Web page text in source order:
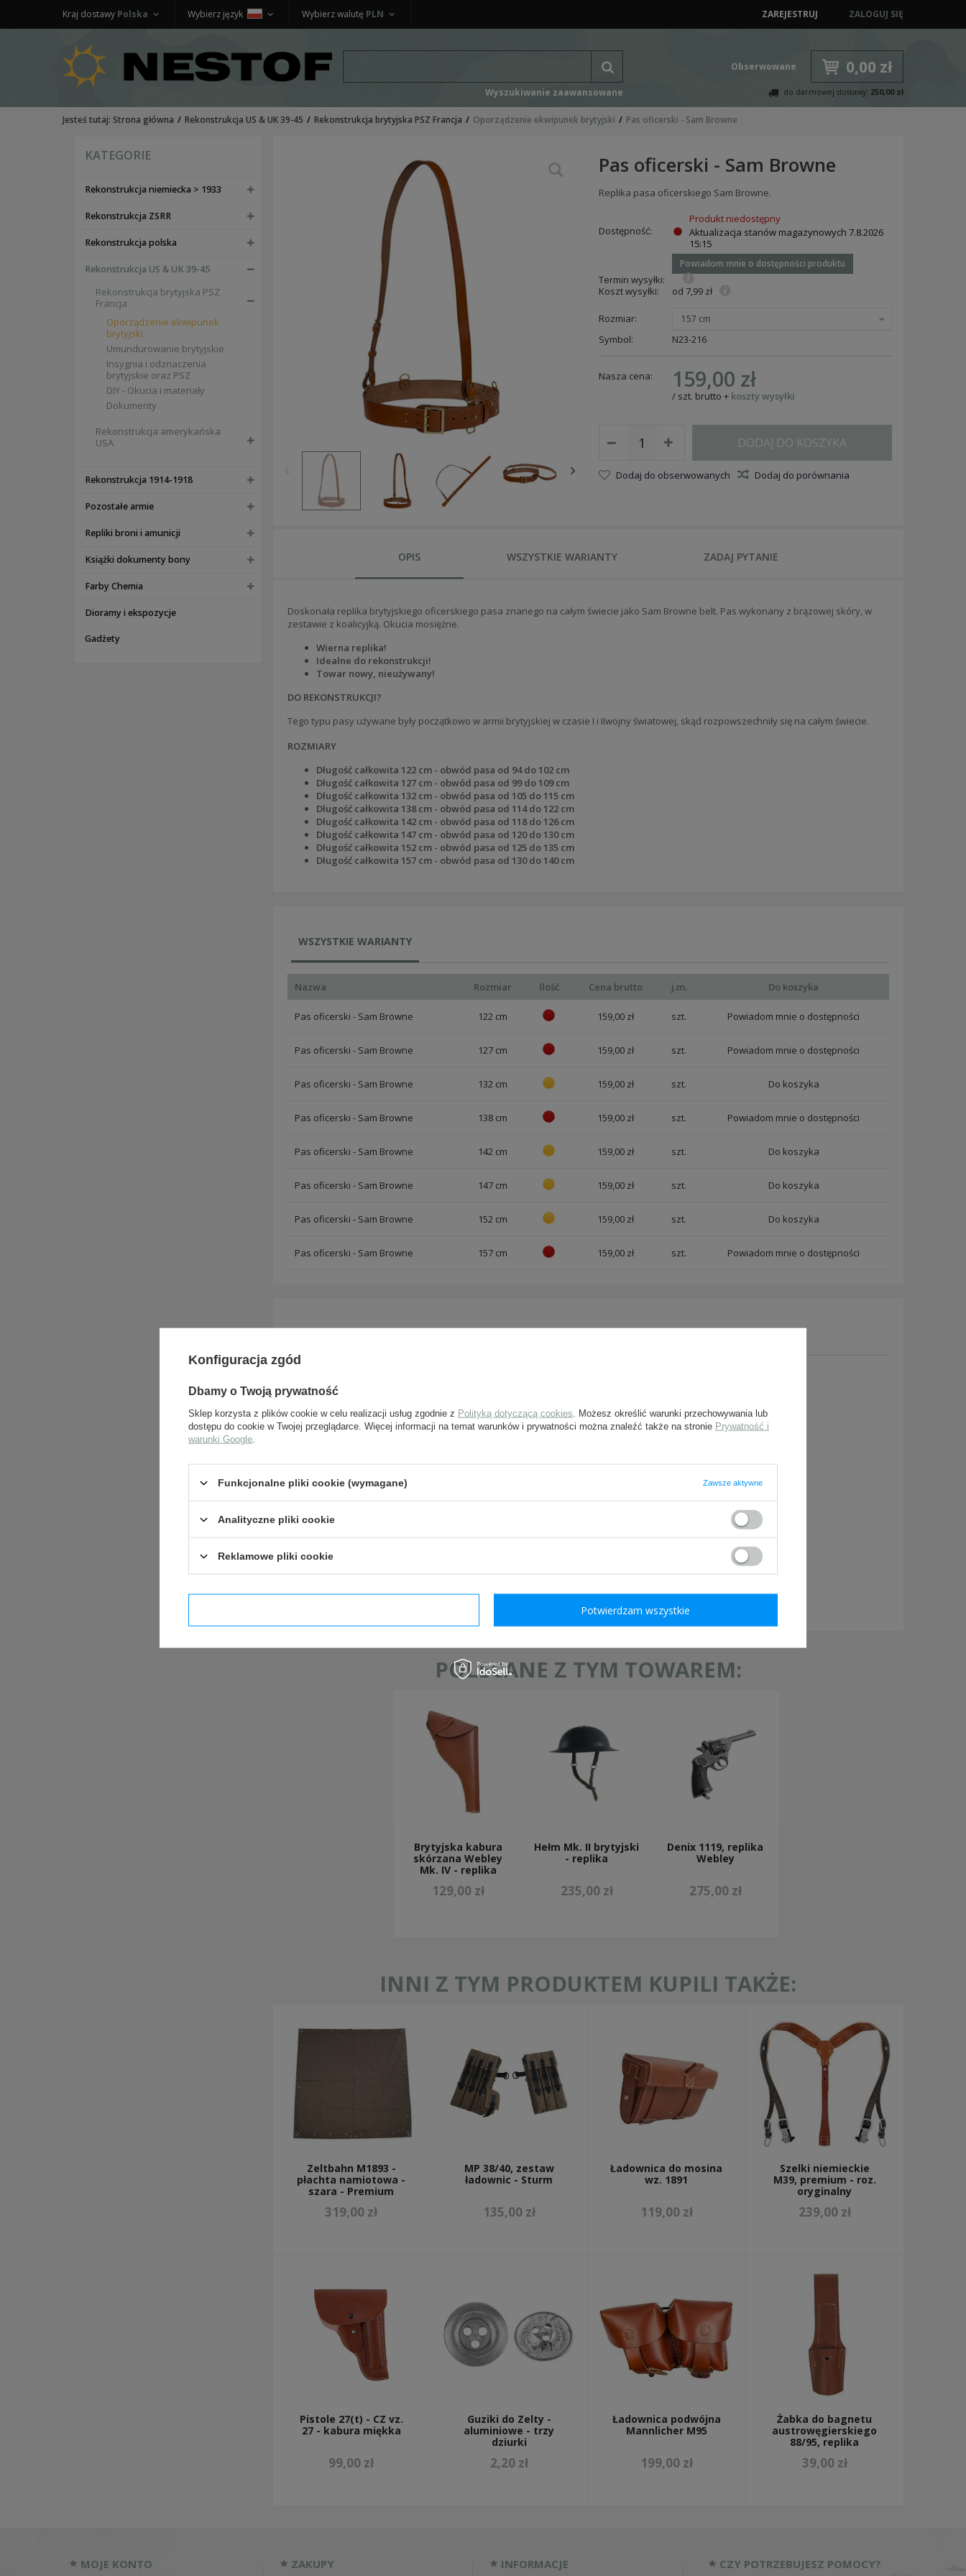
ZAREJESTRUJ ZALOGUJ SIĘ
Wybierz walutę PLN
Wybierz język
Kraj dostawy Polska
Wyszukiwanie zaawansowane
Obserwowane 0,00 zł
do darmowej dostawy: 250,00 zł
Jesteś tutaj: Strona główna Rekonstrukcja US & UK 39-45 Rekonstrukcja brytyjska PSZ Francja Oporządzenie ekwipunek brytyjski Pas oficerski - Sam Browne
KATEGORIE
Rekonstrukcja niemiecka > 1933
Rekonstrukcja ZSRR
Rekonstrukcja polska
Rekonstrukcja US & UK 39-45
Rekonstrukcja brytyjska PSZ
Francja
Oporządzenie ekwipunek
brytyjski
Umundurowanie brytyjskie
Insygnia i odznaczenia
brytyjskie oraz PSZ
DIY - Okucia i materiały
Dokumenty
Rekonstrukcja amerykańska
USA
Rekonstrukcja 1914-1918
Pozostałe armie
Repliki broni i amunicji
Książki dokumenty bony
Farby Chemia
Dioramy i ekspozycje
Gadżety
Pas oficerski - Sam Browne
Replika pasa oficerskiego Sam Browne.
Dostępność:
Produkt niedostępny
Aktualizacja stanów magazynowych 7.8.2026
15:15
Powiadom mnie o dostępności produktu
Termin wysyłki:
Koszt wysyłki:
od 7,99 zł
Rozmiar: 157 cm
Symbol: N23-216
Nasza cena: 159,00 zł
/ szt. brutto+ koszty wysyłki
DODAJ DO KOSZYKA
Dodaj do obserwowanych Dodaj do porównania
OPIS WSZYSTKIE WARIANTY ZADAJ PYTANIE
Doskonała replika brytyjskiego oficerskiego pasa znanego na całym świecie jako Sam Browne belt. Pas wykonany z brązowej skóry, w
zestawie z koalicyjką. Okucia mosiężne.
Wierna replika!
Idealne do rekonstrukcji!
Towar nowy, nieużywany!
DO REKONSTRUKCJI?
Tego typu pasy używane były początkowo w armii brytyjskiej w czasie I i IIwojny światowej, skąd rozpowszechniły się na całym świecie.
ROZMIARY
Długość całkowita 122 cm - obwód pasa od 94 do 102 cm
Długość całkowita 127 cm - obwód pasa od 99 do 109 cm
Długość całkowita 132 cm - obwód pasa od 105 do 115 cm
Długość całkowita 138 cm - obwód pasa od 114 do 122 cm
Długość całkowita 142 cm - obwód pasa od 118 do 126 cm
Długość całkowita 147 cm - obwód pasa od 120 do 130 cm
Długość całkowita 152 cm - obwód pasa od 125 do 135 cm
Długość całkowita 157 cm - obwód pasa od 130 do 140 cm
WSZYSTKIE WARIANTY
Nazwa Rozmiar Ilość Cena brutto j.m. Do koszyka
Pas oficerski - Sam Browne 122 cm 159,00 zł szt. Powiadom mnie o dostępności
Pas oficerski - Sam Browne 127 cm 159,00 zł szt. Powiadom mnie o dostępności
Pas oficerski - Sam Browne 132 cm 159,00 zł szt.
Pas oficerski - Sam Browne 138 cm 159,00 zł szt. Powiadom mnie o dostępności
Pas oficerski - Sam Browne 142 cm 159,00 zł szt.
Pas oficerski - Sam Browne 147 cm 159,00 zł szt.
Pas oficerski - Sam Browne 152 cm 159,00 zł szt.
Pas oficerski - Sam Browne 157 cm 159,00 zł szt. Powiadom mnie o dostępności
tylko będzie to możliwe.
Pola oznaczone gwiazdką są wymagane
POLECANE Z TYM TOWAREM:
Brytyjska kabura
skórzana Webley
Mk. IV - replika
129,00 zł
Hełm Mk. II brytyjski
- replika
235,00 zł
Denix 1119, replika
Webley
275,00 zł
INNI Z TYM PRODUKTEM KUPILI TAKŻE:
Zeltbahn M1893 -
płachta namiotowa -
szara - Premium
319,00 zł
MP 38/40, zestaw
ładownic - Sturm
135,00 zł
Ładownica do mosina
wz. 1891
119,00 zł
Szelki niemieckie
M39, premium - roz.
oryginalny
239,00 zł
Pistole 27(t) - CZ vz.
27 - kabura miękka
99,00 zł
Guziki do Zelty -
aluminiowe - trzy
dziurki
2,20 zł
Ładownica podwójna
Mannlicher M95
199,00 zł
Żabka do bagnetu
austrowęgierskiego
88/95, replika
39,00 zł
MOJE KONTO ZAKUPY INFORMACJE CZY POTRZEBUJESZ POMOCY?
Konfiguracja zgód
Dbamy o Twoją prywatność
Sklep korzysta z plików cookie w celu realizacji usług zgodnie z Polityką dotyczącą cookies . Możesz określić warunki przechowywania lub
dostępu do cookie w Twojej przeglądarce. Więcej informacji na temat warunków i prywatności można znaleźć także na stronie Prywatność i
warunki Google
Funkcjonalne pliki cookie (wymagane) Zawsze aktywne
Analityczne pliki cookie
Reklamowe pliki cookie
Potwierdzam wszystkie